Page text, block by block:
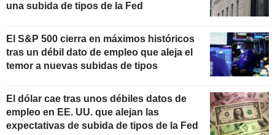
una subida de tipos de la Fed
El S&P 500 cierra en máximos históricos
tras un débil dato de empleo que aleja el
temor a nuevas subidas de tipos
El dólar cae tras unos débiles datos de
empleo en EE. UU. que alejan las
expectativas de subida de tipos de la Fed